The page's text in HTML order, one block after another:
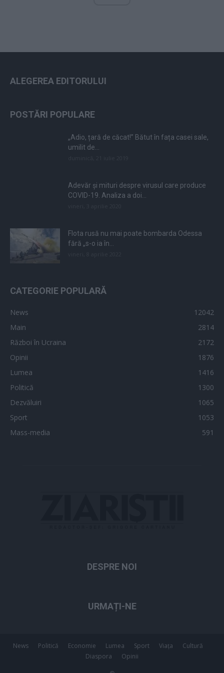
ALEGEREA EDITORULUI
POSTĂRI POPULARE
„Adio, țară de căcat!” Bătut în fața casei sale,
umilit de...
Adevăr și mituri despre virusul care produce
COVID-19. Analiza a doi...
Flota rusă nu mai poate bombarda Odessa
fără „s-o ia în...
CATEGORIE POPULARĂ
News
12042
Main
2814
Război în Ucraina
2172
Opinii
1876
Lumea
1416
Politică
1300
Dezvăluiri
1065
Sport
1053
Mass-media
591
DESPRE NOI
URMAȚI-NE
News Politică Economie Lumea Sport Viața
Cultură
Diaspora
Opinii